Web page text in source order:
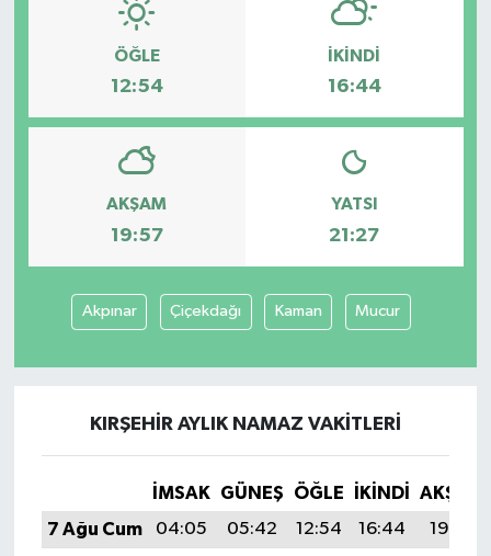
ÖĞLE
12:54
İKINDI
16:44
AKŞAM
19:57
YATSI
21:27
Akpınar Çiçekdağı Kaman Mucur
KIRŞEHIR AYLIK NAMAZ VAKITLERI
İMSAK GÜNEŞ ÖĞLE İKINDI
AKŞAM
7 Ağu Cum
04:05 05:42 12:54 16:44
19:57